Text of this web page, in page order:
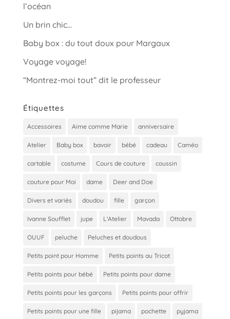
l’océan
Un brin chic…
Baby box : du tout doux pour Margaux
Voyage voyage!
“Montrez-moi tout” dit le professeur
Étiquettes
Accessoires Aime comme Marie anniversaire
Atelier Baby box bavoir bébé cadeau Caméo
cartable costume Cours de couture coussin
couture pour Moi dame Deer and Doe
Divers et variés doudou fille garçon
Ivanne Soufflet jupe L'Atelier Mavada Ottobre
OUUF peluche Peluches et doudous
Petits point pour Homme Petits points au Tricot
Petits points pour bébé Petits points pour dame
Petits points pour les garçons Petits points pour offrir
Petits points pour une fille pijama pochette pyjama